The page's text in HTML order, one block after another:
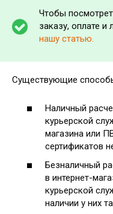
Чтобы
заказу, оплате и
нашу статью.
Существующие
Наличный
курьерской
магазина или
сертификатов
Безналичный
в интернет-
курьерской
наличии у них